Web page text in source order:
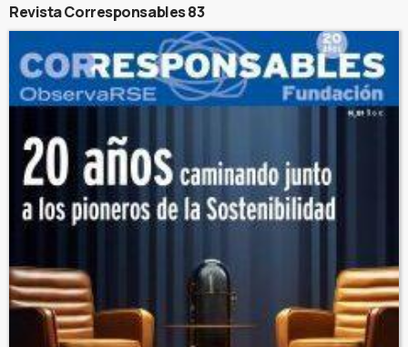
Revista Corresponsables 83